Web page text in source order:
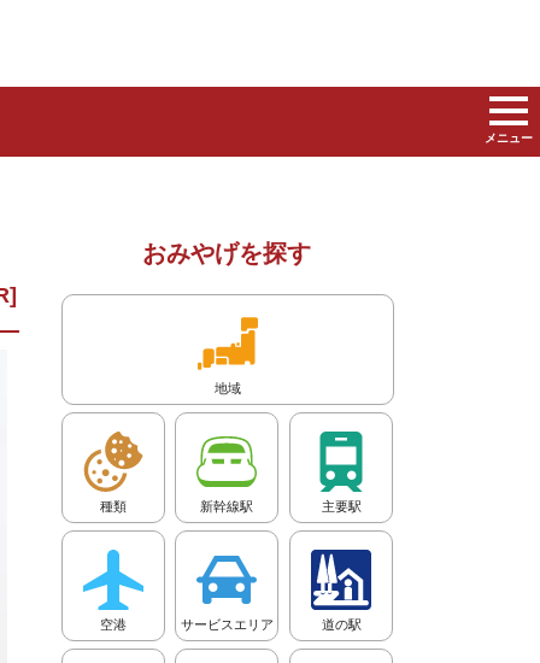
メニュー
おみやげを探す
地域
種類 新幹線駅 主要駅
空港 サービスエリア 道の駅